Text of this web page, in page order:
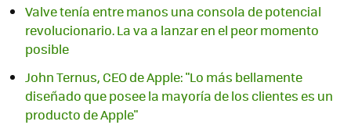
Valve tenía entre manos una consola de potencial
revolucionario. La va a lanzar en el peor momento
posible
John Ternus, CEO de Apple: "Lo más bellamente
diseñado que posee la mayoría de los clientes es un
producto de Apple"